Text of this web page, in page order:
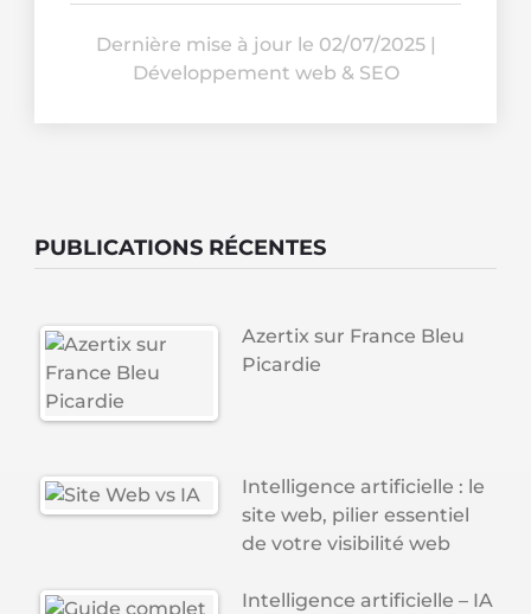
Dernière mise à jour le 02/07/2025|
Développement web & SEO
PUBLICATIONS RÉCENTES
Azertix sur France Bleu
Picardie
Intelligence artificielle : le
site web, pilier essentiel
de votre visibilité web
Intelligence artificielle – IA